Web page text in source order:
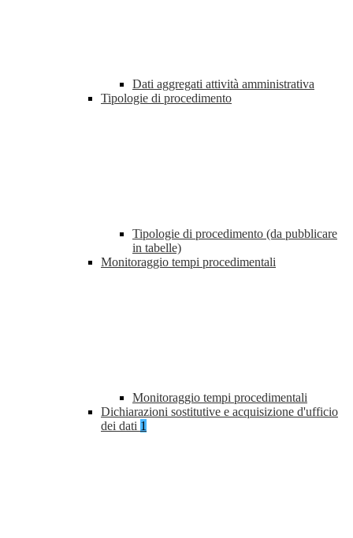
Dati aggregati attività amministrativa
Tipologie di procedimento
Tipologie di procedimento (da pubblicare
in tabelle)
Monitoraggio tempi procedimentali
Monitoraggio tempi procedimentali
Dichiarazioni sostitutive e acquisizione d'ufficio
dei dati 1